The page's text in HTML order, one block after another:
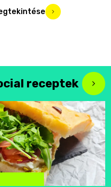
receptek